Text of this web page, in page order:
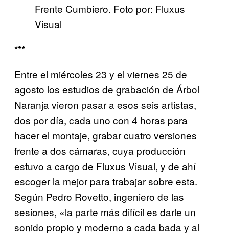
Frente Cumbiero. Foto por: Fluxus
Visual
***
Entre el miércoles 23 y el viernes 25 de
agosto los estudios de grabación de Árbol
Naranja vieron pasar a esos seis artistas,
dos por día, cada uno con 4 horas para
hacer el montaje, grabar cuatro versiones
frente a dos cámaras, cuya producción
estuvo a cargo de Fluxus Visual, y de ahí
escoger la mejor para trabajar sobre esta.
Según Pedro Rovetto, ingeniero de las
sesiones, «la parte más difícil es darle un
sonido propio y moderno a cada bada y al